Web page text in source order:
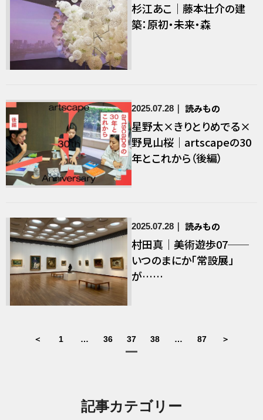
杉江あこ｜藤本壮介の建
築：原初・未来・森
2025.07.28 読みもの
星野太×きりとりめでる×
野見山桜｜artscapeの30
年とこれから（後編）
2025.07.28 読みもの
村田真｜美術遊歩07──
いつのまにか「常設展」
が……
＜ 1 … 36 37 38 … 87 ＞
記事カテゴリー